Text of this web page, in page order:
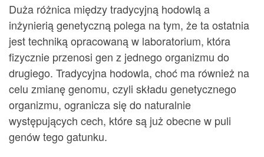
Duża różnica między tradycyjną hodowlą a
inżynierią genetyczną polega na tym, że ta ostatnia
jest techniką opracowaną w laboratorium, która
fizycznie przenosi gen z jednego organizmu do
drugiego. Tradycyjna hodowla, choć ma również na
celu zmianę genomu, czyli składu genetycznego
organizmu, ogranicza się do naturalnie
występujących cech, które są już obecne w puli
genów tego gatunku.